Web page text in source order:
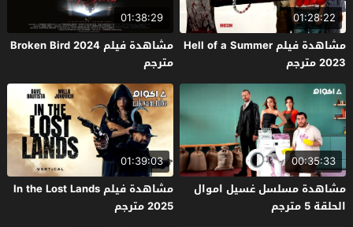
01:28:22
مشاهدة فيلم Hell of a Summer
2023 مترجم
01:38:29
مشاهدة فيلم Broken Bird 2024
مترجم
00:35:33
مشاهدة مسلسل غسيل اموال
الحلقة 5 مترجم
01:39:03
مشاهدة فيلم In the Lost Lands
2025 مترجم